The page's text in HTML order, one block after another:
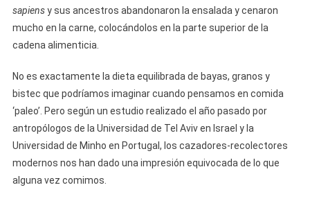
sapiensy sus ancestros abandonaron la ensalada y cenaron
mucho en la carne, colocándolos en la parte superior de la
cadena alimenticia.
No es exactamente la dieta equilibrada de bayas, granos y
bistec que podríamos imaginar cuando pensamos en comida
‘paleo’. Pero según un estudio realizado el año pasado por
antropólogos de la Universidad de Tel Aviv en Israel y la
Universidad de Minho en Portugal, los cazadores-recolectores
modernos nos han dado una impresión equivocada de lo que
alguna vez comimos.